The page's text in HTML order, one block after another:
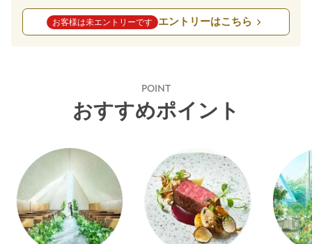
お客様は未エントリーです エントリーはこちら
POINT
おすすめポイント